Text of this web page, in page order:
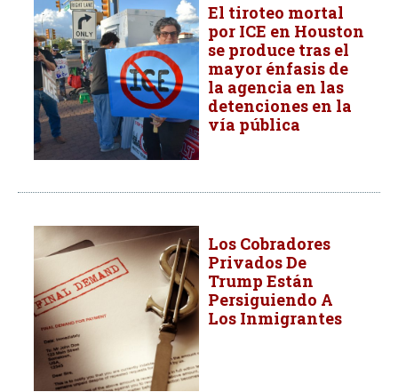
El tiroteo mortal
por ICE en Houston
se produce tras el
mayor énfasis de
la agencia en las
detenciones en la
vía pública
Los Cobradores
Privados De
Trump Están
Persiguiendo A
Los Inmigrantes